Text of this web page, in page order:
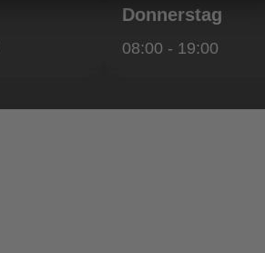
Donnerstag
08:00 - 19:00